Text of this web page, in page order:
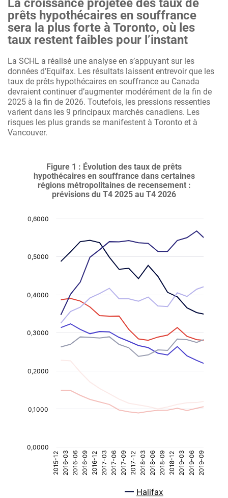
La croissance projetée des taux de
prêts hypothécaires en souffrance
sera la plus forte à Toronto, où les
taux restent faibles pour l’instant
La SCHL a réalisé une analyse en s’appuyant sur les
données d’Equifax. Les résultats laissent entrevoir que les
taux de prêts hypothécaires en souffrance au Canada
devraient continuer d’augmenter modérément de la fin de
2025 à la fin de 2026. Toutefois, les pressions ressenties
varient dans les 9 principaux marchés canadiens. Les
risques les plus grands se manifestent à Toronto et à
Vancouver.
Figure 1 : Évolution des taux de prêts
hypothécaires en souffrance dans certaines
régions métropolitaines de recensement :
prévisions du T4 2025 au T4 2026